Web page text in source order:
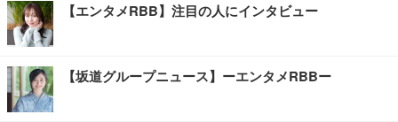
【エンタメRBB】注目の人にインタビュー
【坂道グループニュース】ーエンタメRBBー